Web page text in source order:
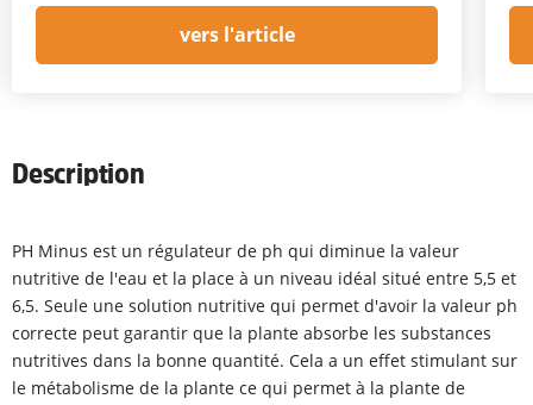
vers l'article
Description
PH Minus est un régulateur de ph qui diminue la valeur
nutritive de l'eau et la place à un niveau idéal situé entre 5,5 et
6,5. Seule une solution nutritive qui permet d'avoir la valeur ph
correcte peut garantir que la plante absorbe les substances
nutritives dans la bonne quantité. Cela a un effet stimulant sur
le métabolisme de la plante ce qui permet à la plante de